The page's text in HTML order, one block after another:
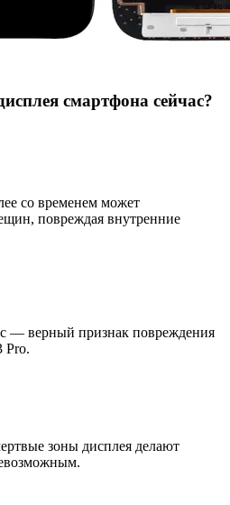
смартфона сейчас?
со временем может
повреждая внутренние
— верный признак повреждения
Pro.
зоны дисплея делают